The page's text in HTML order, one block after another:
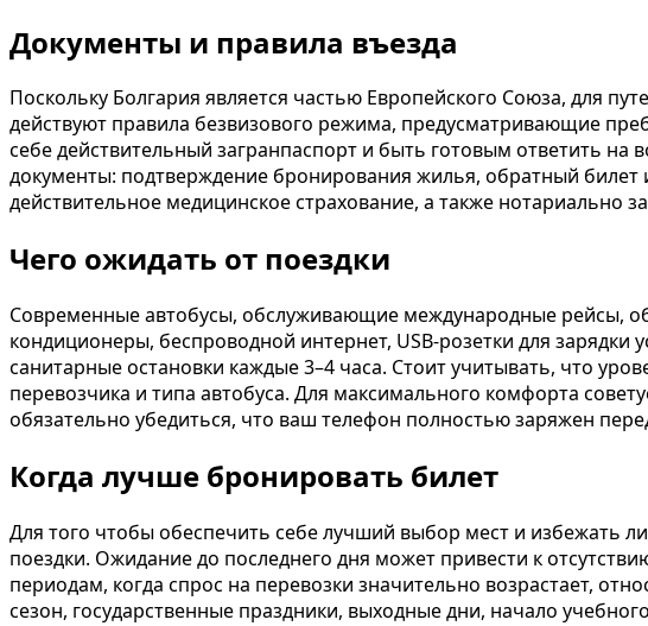
Документы и правила въезда
Поскольку Болгария является частью Европейского Союза, для
действуют правила безвизового режима, предусматривающие
себе действительный загранпаспорт и быть готовым ответить
документы: подтверждение бронирования жилья, обратный билет
действительное медицинское страхование, а также нотариально
Чего ожидать от поездки
Современные автобусы, обслуживающие международные рейсы,
кондиционеры, беспроводной интернет, USB-розетки для
санитарные остановки каждые 3–4 часа. Стоит учитывать, что
перевозчика и типа автобуса. Для максимального комфорта
обязательно убедиться, что ваш телефон полностью заряжен
Когда лучше бронировать билет
Для того чтобы обеспечить себе лучший выбор мест и избежать
поездки. Ожидание до последнего дня может привести к
периодам, когда спрос на перевозки значительно возрастает,
сезон, государственные праздники, выходные дни, начало